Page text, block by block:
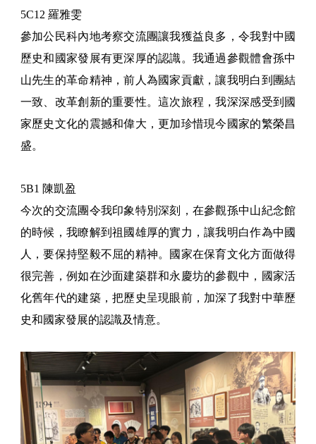
5C12 羅雅雯
參加公民科內地考察交流團讓我獲益良多，令我對中國
歷史和國家發展有更深厚的認識。我通過參觀體會孫中
山先生的革命精神，前人為國家貢獻，讓我明白到團結
一致、改革創新的重要性。這次旅程，我深深感受到國
家歷史文化的震撼和偉大，更加珍惜現今國家的繁榮昌
盛。
5B1 陳凱盈
今次的交流團令我印象特別深刻，在參觀孫中山紀念館
的時候，我瞭解到祖國雄厚的實力，讓我明白作為中國
人，要保持堅毅不屈的精神。國家在保育文化方面做得
很完善，例如在沙面建築群和永慶坊的參觀中，國家活
化舊年代的建築，把歷史呈現眼前，加深了我對中華歷
史和國家發展的認識及情意。